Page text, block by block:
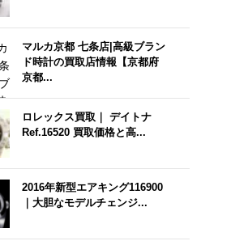
マルカ京都 七条店|高級ブラン
ド時計の買取店情報【京都府
京都...
ロレックス買取｜ デイトナ
Ref.16520 買取価格と高...
2016年新型エアキング116900
｜大胆なモデルチェンジ...